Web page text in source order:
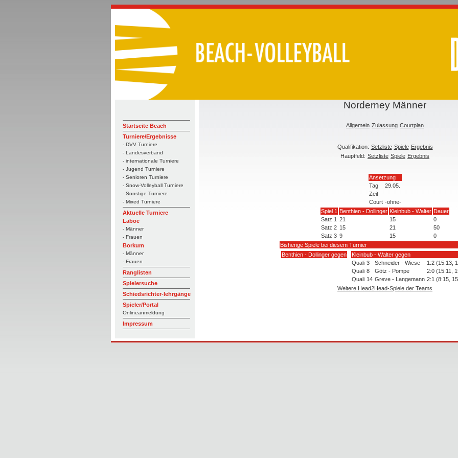
Startseite Beach
Turniere/Ergebnisse
- DVV Turniere
- Landesverband
- internationale Turniere
- Jugend Turniere
- Senioren Turniere
- Snow-Volleyball Turniere
- Sonstige Turniere
- Mixed Turniere
Aktuelle Turniere
Laboe
- Männer
- Frauen
Borkum
- Männer
- Frauen
Ranglisten
Spielersuche
Schiedsrichter-lehrgänge
Spieler/Portal
Onlineanmeldung
Impressum
Norderney Männer
Allgemein Zulassung Courtplan
Qualifikation: Setzliste Spiele Ergebnis
Hauptfeld: Setzliste Spiele Ergebnis
Ansetzung
Tag
29.05.
Zeit
Court -ohne-
Spiel 1 Benthien - Dollinger Kleinbub - Walter Dauer
Satz 1 21 15
0
Satz 2 15 21
50
Satz 3 9 15
0
Bisherige Spiele bei diesem Turnier
Benthien - Dollinger gegen
Kleinbub - Walter gegen
Quali 3 Schneider - Wiese
1:2 (15:13,
Quali 8 Götz - Pompe
2:0 (15:11,
Quali 14 Greve - Langemann 2:1 (8:15,
Weitere Head2Head-Spiele der Teams